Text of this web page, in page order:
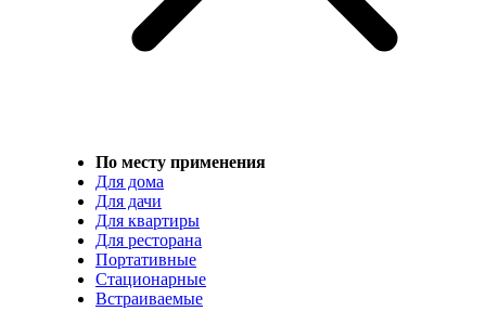
По месту применения
Для дома
Для дачи
Для квартиры
Для ресторана
Портативные
Стационарные
Встраиваемые